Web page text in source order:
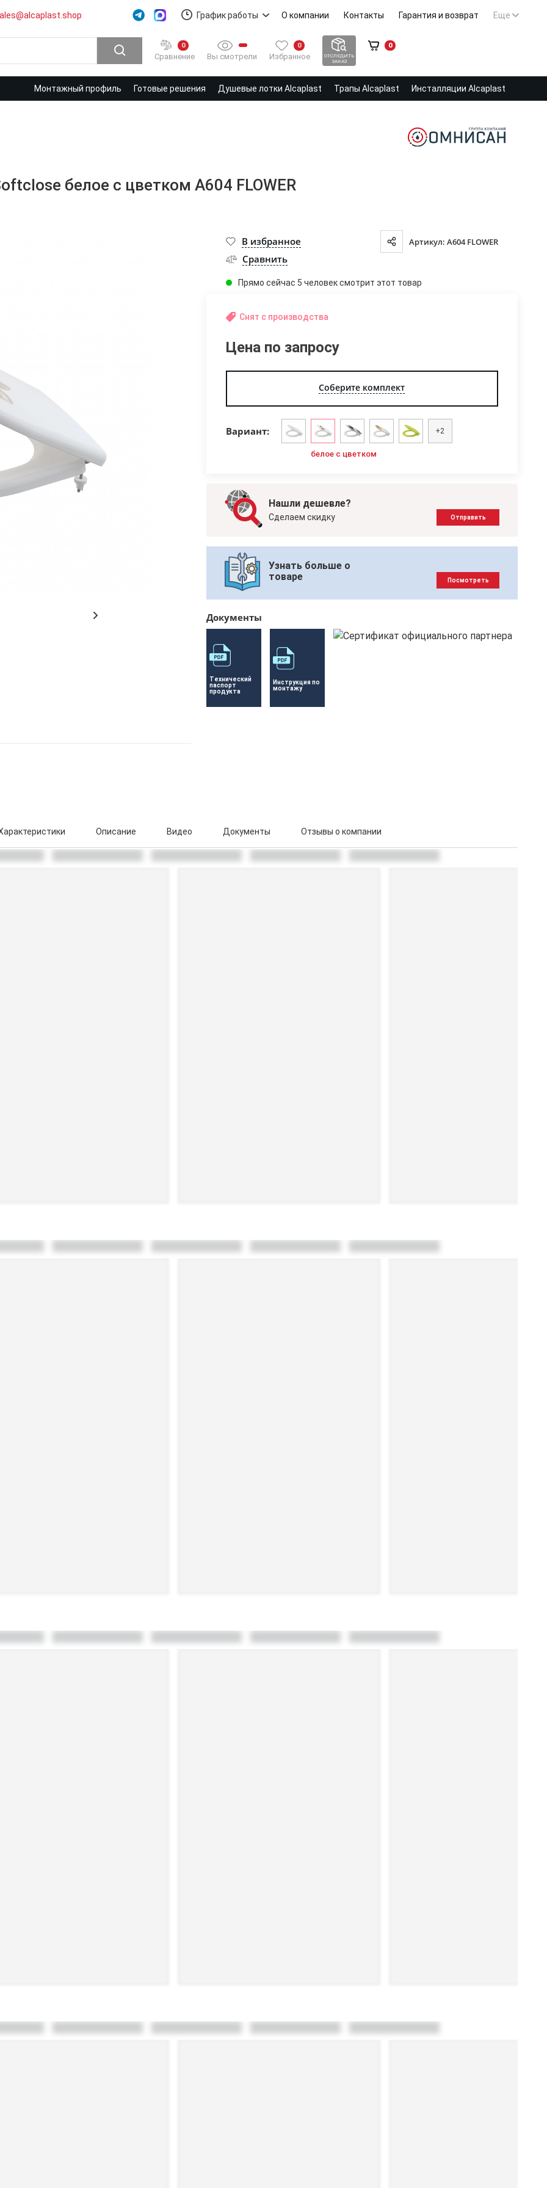
График работы О компании Контакты Гарантия и возврат Еще
0
Сравнение Вы смотрели
0
Избранное
ОТСЛЕДИТЬ
ЗАКАЗ
0
Монтажный профиль Готовые решения Душевые лотки Alcaplast Трапы Alcaplast Инсталляции Alcaplast
белое с цветком A604 FLOWER
В избранное Артикул: A604 FLOWER
Сравнить
Прямо сейчас 5 человек смотрит этот товар
Снят с производства
Цена по запросу
Соберите комплект
Вариант:
белое с цветком
+2
Нашли дешевле?
Сделаем скидку Отправить
Узнать больше о
товаре
Посмотреть
Документы
Технический
паспорт
продукта
Инструкция по
монтажу
Описание Видео Документы Отзывы о компании